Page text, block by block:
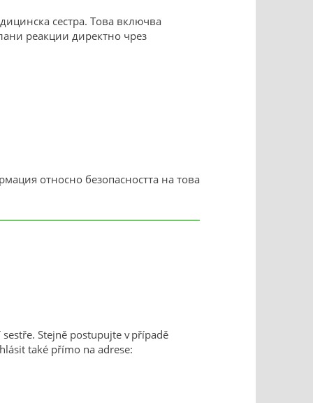
сестра. Това включва
реакции директно чрез
относно безопасността на това
Stejně postupujte v případě
také přímo na adrese: